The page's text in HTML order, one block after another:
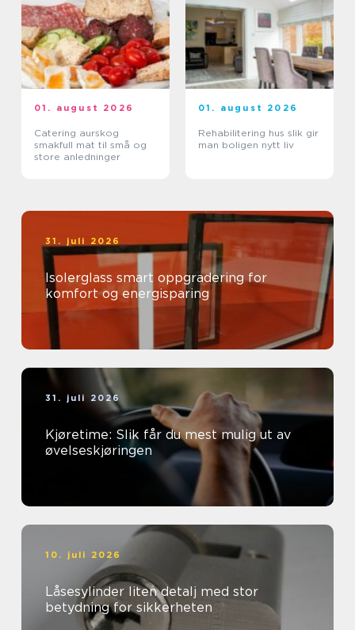
01. august 2026
Catering aurskog
smakfull mat til små og
store anledninger
01. august 2026
Rehabilitering hus slik gir
man boligen nytt liv
31. juli 2026
Isolerglass smart oppgradering for
komfort og energisparing
31. juli 2026
Kjøretime: Slik får du mest mulig ut av
øvelseskjøringen
10. juli 2026
Låsesylinder liten detalj med stor
betydning for sikkerheten